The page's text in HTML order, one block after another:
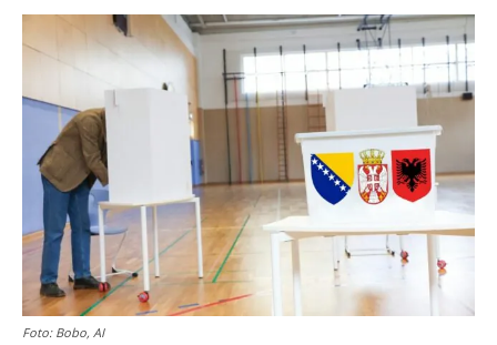
Foto: Bobo, AI